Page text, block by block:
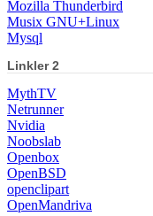
Mozilla Thunderbird
Musix GNU+Linux
Mysql
Linkler 2
MythTV
Netrunner
Nvidia
Noobslab
Openbox
OpenBSD
openclipart
OpenMandriva